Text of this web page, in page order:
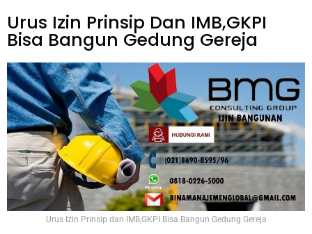
Urus Izin Prinsip Dan IMB,GKPI
Bisa Bangun Gedung Gereja
Urus Izin Prinsip dan IMB,GKPI Bisa Bangun Gedung Gereja